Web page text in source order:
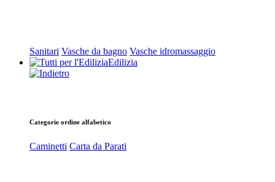
Sanitari Vasche da bagno Vasche idromassaggio
Edilizia
Categorie ordine alfabetico
Caminetti Carta da Parati